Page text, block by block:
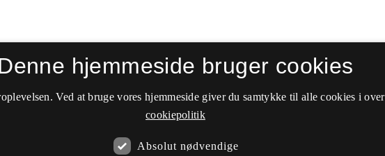
hjemmeside bruger cookies
Ved at bruge vores hjemmeside giver du samtykke til alle cookies i
cookiepolitik
Absolut nødvendige